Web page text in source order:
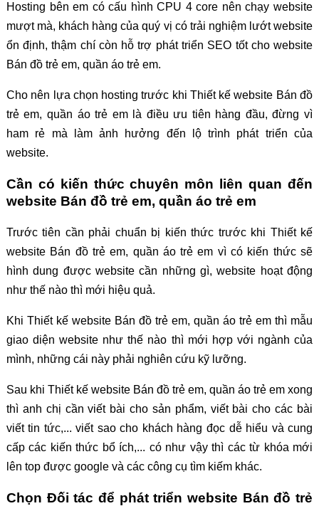
Hosting bên em có cấu hình CPU 4 core nên chạy website
mượt mà, khách hàng của quý vị có trải nghiệm lướt website
ổn định, thậm chí còn hỗ trợ phát triển SEO tốt cho website
Bán đồ trẻ em, quần áo trẻ em.
Cho nên lựa chọn hosting trước khi Thiết kế website Bán đồ
trẻ em, quần áo trẻ em là điều ưu tiên hàng đầu, đừng vì
ham rẻ mà làm ảnh hưởng đến lộ trình phát triển của
website.
Cần có kiến thức chuyên môn liên quan đến
website Bán đồ trẻ em, quần áo trẻ em
Trước tiên cần phải chuẩn bị kiến thức trước khi Thiết kế
website Bán đồ trẻ em, quần áo trẻ em vì có kiến thức sẽ
hình dung được website cần những gì, website hoạt động
như thế nào thì mới hiệu quả.
Khi Thiết kế website Bán đồ trẻ em, quần áo trẻ em thì mẫu
giao diện website như thế nào thì mới hợp với ngành của
mình, những cái này phải nghiên cứu kỹ lưỡng.
Sau khi Thiết kế website Bán đồ trẻ em, quần áo trẻ em xong
thì anh chị cần viết bài cho sản phẩm, viết bài cho các bài
viết tin tức,... viết sao cho khách hàng đọc dễ hiểu và cung
cấp các kiến thức bổ ích,... có như vậy thì các từ khóa mới
lên top được google và các công cụ tìm kiếm khác.
Chọn Đối tác để phát triển website Bán đồ trẻ